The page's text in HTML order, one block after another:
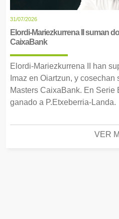
31/07/2026
Elordi-Mariezkurrena II suman
CaixaBank
Elordi-Mariezkurrena II han
Imaz en Oiartzun, y cosechan
Masters CaixaBank. En Serie
ganado a P.Etxeberria-Landa.
VER